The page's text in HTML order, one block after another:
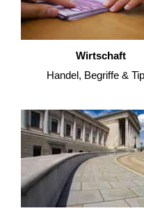
Wirtschaft
Handel, Begriffe &